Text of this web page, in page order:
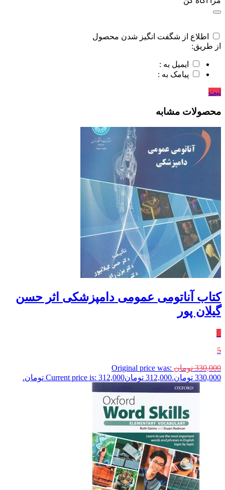
اطلاع از شگفت انگیز شدن محصول
از طریق:
ایمیل به :
پیامک به :
ثبت
محصولات مشابه
کتاب آناتومی عمومی دامپزشکی اثر حسن
گیلان پور
5
330,000 تومان Original price was:
330,000 تومان.
312,000 تومانCurrent price is: 312,000 تومان.